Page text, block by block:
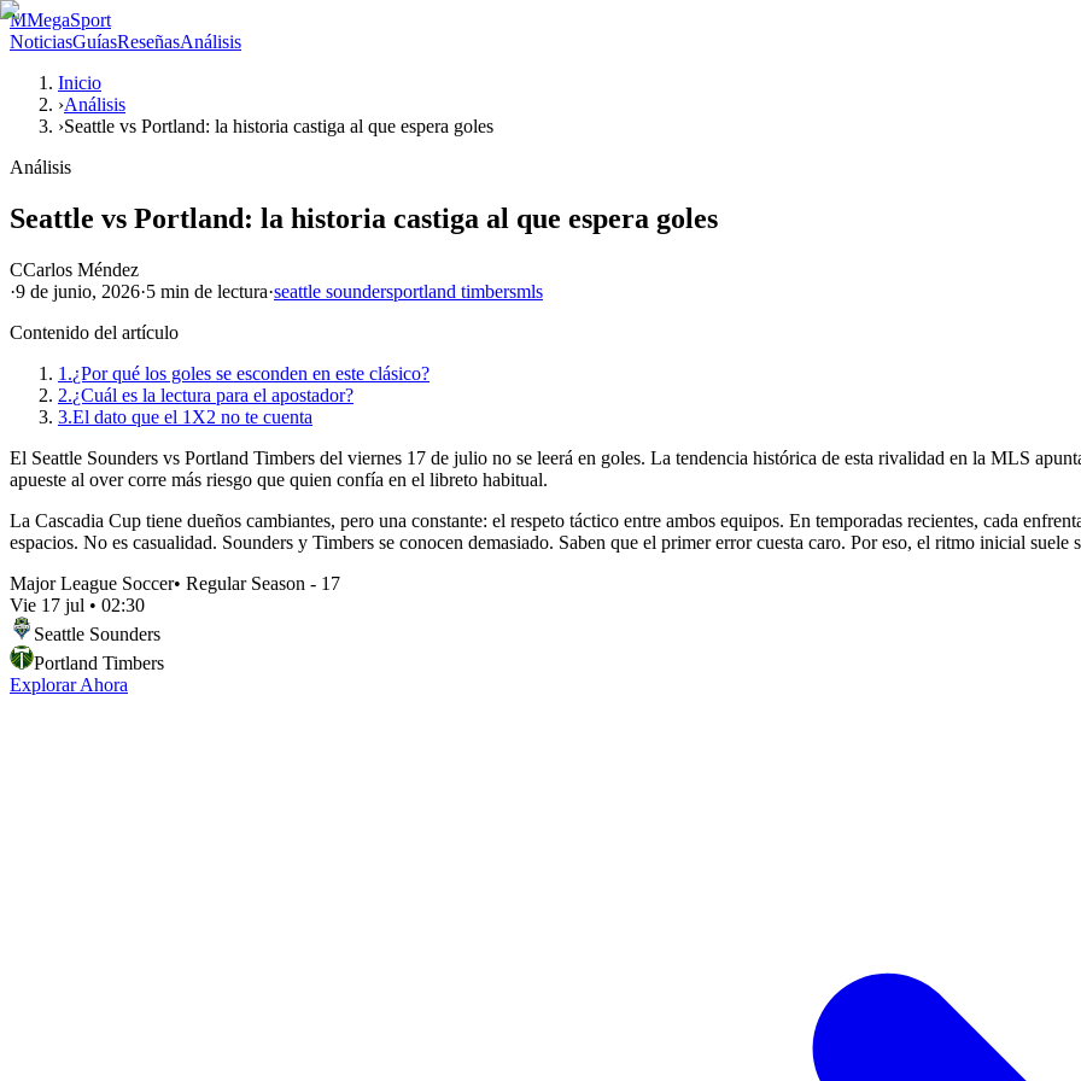
MMegaSport
NoticiasGuíasReseñasAnálisis
Inicio
›Análisis
›Seattle vs Portland: la historia castiga al que espera goles
Análisis
Seattle vs Portland: la historia castiga al que espera goles
CCarlos Méndez
·9 de junio, 2026·5 min de lectura·seattle soundersportland timbersmls
Contenido del artículo
1.¿Por qué los goles se esconden en este clásico?
2.¿Cuál es la lectura para el apostador?
3.El dato que el 1X2 no te cuenta
El Seattle Sounders vs Portland Timbers del viernes 17 de julio no se leerá en goles. La tendencia histórica de esta rivalidad en la MLS
apueste al over corre más riesgo que quien confía en el libreto habitual.
La Cascadia Cup tiene dueños cambiantes, pero una constante: el respeto táctico entre ambos equipos. En temporadas recientes, cada
espacios. No es casualidad. Sounders y Timbers se conocen demasiado. Saben que el primer error cuesta caro. Por eso, el ritmo inicial suele
Major League Soccer• Regular Season - 17
Vie 17 jul • 02:30
Seattle Sounders
Portland Timbers
Explorar Ahora